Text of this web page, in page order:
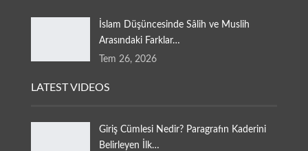
İslam Düşüncesinde Sâlih ve Muslih
Arasındaki Farklar…
Tem 26, 2026
LATEST VIDEOS
Giriş Cümlesi Nedir? Paragrafın Kaderini
Belirleyen İlk…